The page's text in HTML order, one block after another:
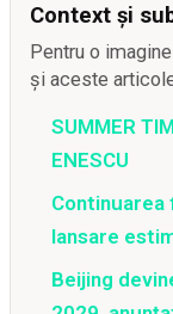
Context și
Pentru o
și aceste
SUMMER
ENESCU
Continuarea
lansare
Beijing